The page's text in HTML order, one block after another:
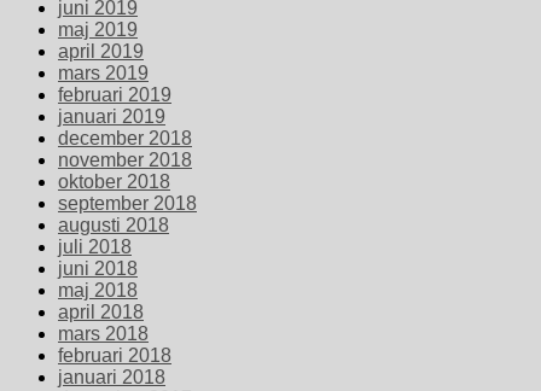
juni 2019
maj 2019
april 2019
mars 2019
februari 2019
januari 2019
december 2018
november 2018
oktober 2018
september 2018
augusti 2018
juli 2018
juni 2018
maj 2018
april 2018
mars 2018
februari 2018
januari 2018